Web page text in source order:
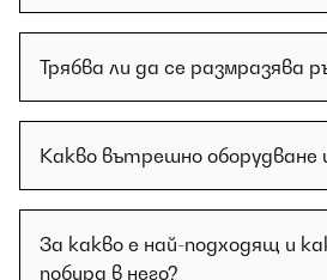
Трябва ли да се размразява
Какво вътрешно оборудване
За какво е най-подходящ и
побира в него?